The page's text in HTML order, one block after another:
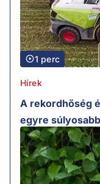
1 perc
Hírek
A rekordhőség
egyre